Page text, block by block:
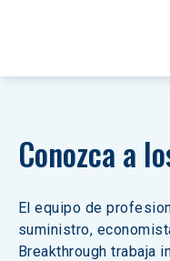
Conozca a
El equipo de
suministro,
Breakthrough trabaja